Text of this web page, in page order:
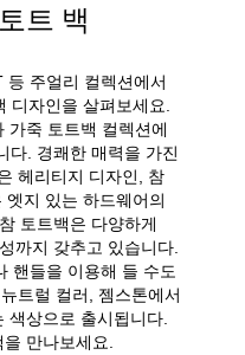
트 백
주얼리 컬렉션에서
디자인을 살펴보세요.
가죽 토트백 컬렉션에
다. 경쾌한 매력을 가진
헤리티지 디자인, 참
지 있는 하드웨어의
토트백은 다양하게
까지 갖추고 있습니다.
핸들을 이용해 들 수도
트럴 컬러, 젬스톤에서
색상으로 출시됩니다.
만나보세요.